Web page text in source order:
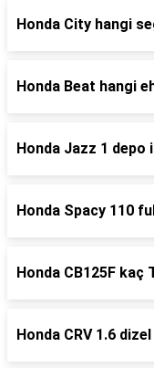
Honda City hangi
Honda Beat hangi
Honda Jazz 1 depo
Honda Spacy 110
Honda CB125F kaç
Honda CRV 1.6